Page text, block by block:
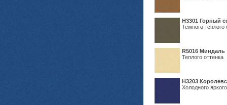
Н3301 Горный
Темного теплого
R5016 Миндаль
Теплого оттенка
Н3203
Холодного